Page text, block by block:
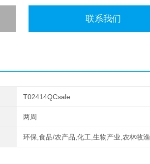
联系我们
T02414QCsale
两周
环保,食品/农产品,化工,生物产业,农林牧渔